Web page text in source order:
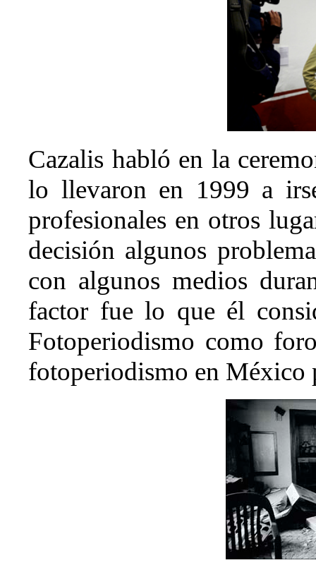
Cazalis habló en la
lo llevaron en 1999 a
profesionales en otros
decisión algunos
con algunos medios
factor fue lo que él
Fotoperiodismo como
fotoperiodismo en México